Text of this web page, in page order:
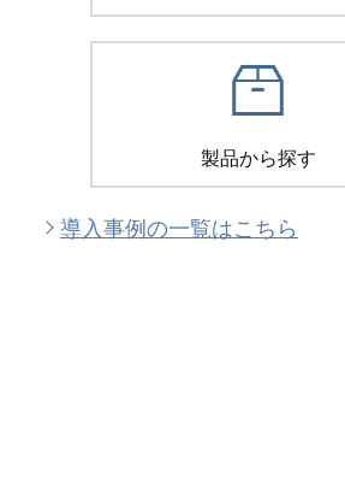
製品から探す
導入事例の一覧はこちら